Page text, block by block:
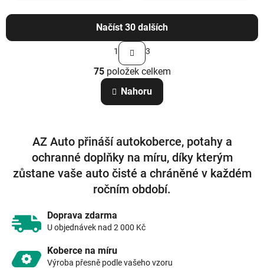
O
v
l
á
d
í
p
r
v
k
p
u
Načíst 30 dalších
S
t
r
á
n
k
o
n
í
1 3
75položek celkem
Nahoru
AZ Auto přináší autokoberce, potahy a
ochranné doplňky na míru, díky kterým
zůstane vaše auto čisté a chráněné v každém
ročním období.
Doprava zdarma
U objednávek nad 2 000 Kč
Koberce na míru
Výroba přesně podle vašeho vzoru